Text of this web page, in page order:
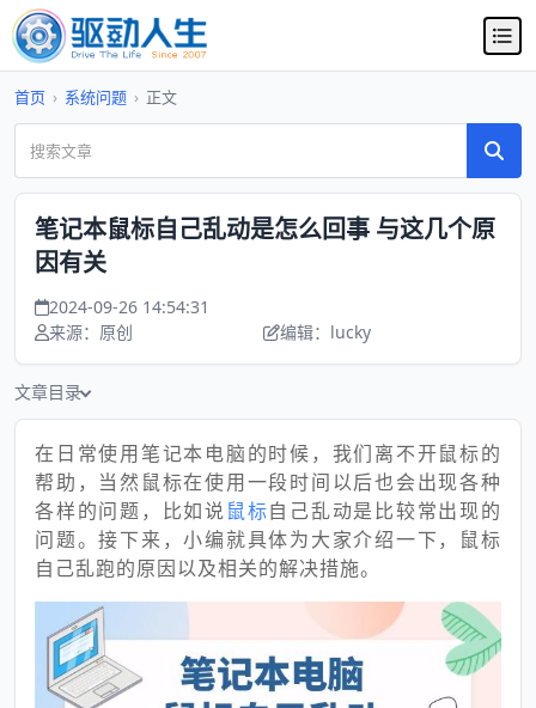
首页 › 系统问题 › 正文
笔记本鼠标自己乱动是怎么回事 与这几个原
因有关
2024-09-26 14:54:31
来源：原创
编辑：lucky
文章目录
在日常使用笔记本电脑的时候，我们离不开鼠标的
帮助，当然鼠标在使用一段时间以后也会出现各种
各样的问题，比如说鼠标自己乱动是比较常出现的
问题。接下来，小编就具体为大家介绍一下，鼠标
自己乱跑的原因以及相关的解决措施。